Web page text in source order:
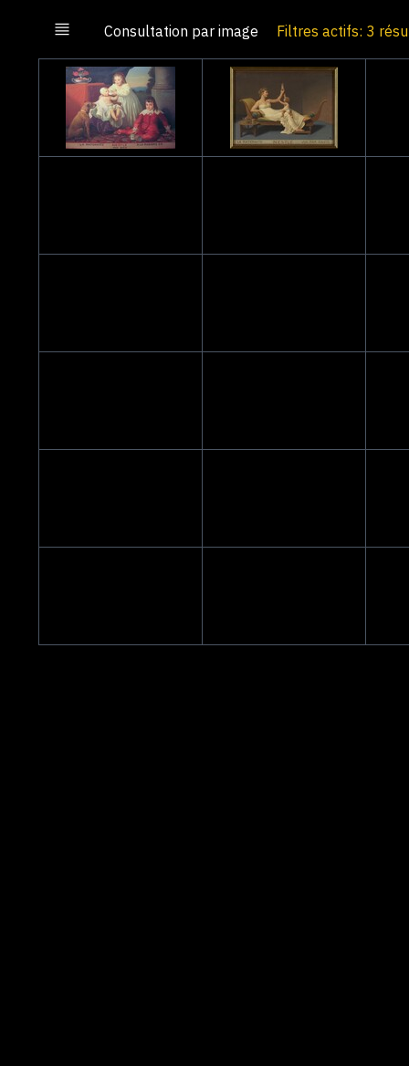
Consultation par image Filtres actifs: 3